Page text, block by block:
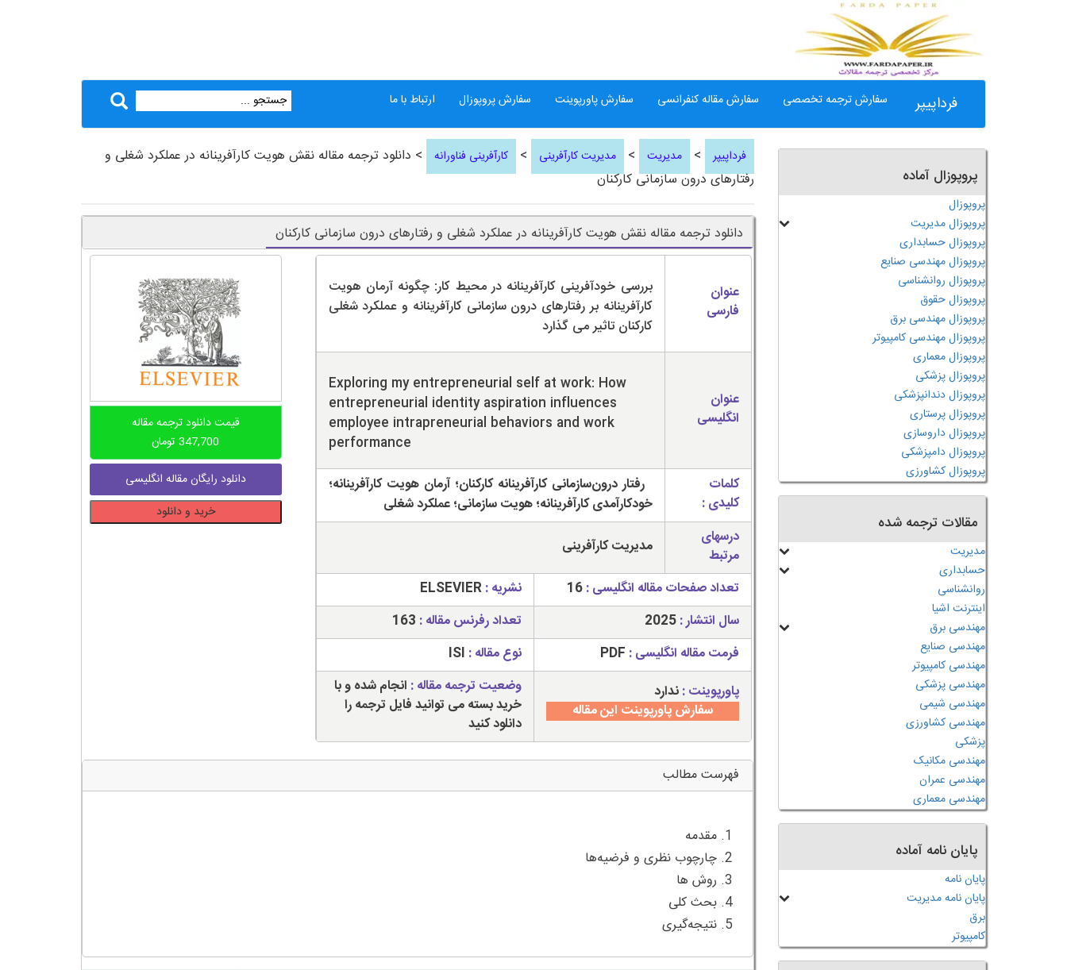
فرداپیپر سفارش ترجمه تخصصی سفارش مقاله کنفرانسی سفارش پاورپوینت سفارش پروپوزال ارتباط با ما
فرداپیپر > مدیریت > مدیریت کارآفرینی > کارآفرینی فناورانه
> دانلود ترجمه مقاله نقش هویت کارآفرینانه در عملکرد شغلی و
رفتارهای درون سازمانی کارکنان
دانلود ترجمه مقاله نقش هویت کارآفرینانه در عملکرد شغلی و رفتارهای درون سازمانی کارکنان
عنوان
فارسی
بررسی خودآفرینی کارآفرینانه در محیط کار: چگونه آرمان هویت
کارآفرینانه بر رفتارهای درون سازمانی کارآفرینانه و عملکرد شغلی
کارکنان تاثیر می گذارد
عنوان
انگلیسی
Exploring my entrepreneurial self at work: How
entrepreneurial identity aspiration influences
employee intrapreneurial behaviors and work
performance
کلمات
کلیدی :
رفتار درون‌سازمانی کارآفرینانه کارکنان؛ آرمان هویت کارآفرینانه؛
خودکارآمدی کارآفرینانه؛ هویت سازمانی؛ عملکرد شغلی
درسهای
مرتبط
مدیریت کارآفرینی
تعداد صفحات مقاله انگلیسی :16 نشریه :ELSEVIER
سال انتشار :2025 تعداد رفرنس مقاله : 163
فرمت مقاله انگلیسی : PDF نوع مقاله : ISI
پاورپوینت :ندارد
سفارش پاورپوینت این مقاله
وضعیت ترجمه مقاله : انجام شده و با
خرید بسته می توانید فایل ترجمه را
دانلود کنید
قیمت دانلود ترجمه مقاله
347,700 تومان
دانلود رایگان مقاله انگلیسی
ترجمه
کارکنان
خرید و دانلود
فهرست مطالب
5. نتیجه‌گیری
پروپوزال آماده
پروپوزال
پروپوزال مدیریت
پروپوزال حسابداری
پروپوزال مهندسی صنایع
پروپوزال روانشناسی
پروپوزال حقوق
پروپوزال مهندسی برق
پروپوزال مهندسی کامپیوتر
پروپوزال معماری
پروپوزال پزشکی
پروپوزال دندانپزشکی
پروپوزال پرستاری
پروپوزال داروسازی
پروپوزال دامپزشکی
پروپوزال کشاورزی
مقالات ترجمه شده
مدیریت
حسابداری
روانشناسی
اینترنت اشیا
مهندسی برق
مهندسی صنایع
مهندسی کامپیوتر
مهندسی پزشکی
مهندسی شیمی
مهندسی کشاورزی
پزشکی
مهندسی مکانیک
مهندسی عمران
مهندسی معماری
پایان نامه آماده
پایان نامه
پایان نامه مدیریت
برق
کامپیوتر